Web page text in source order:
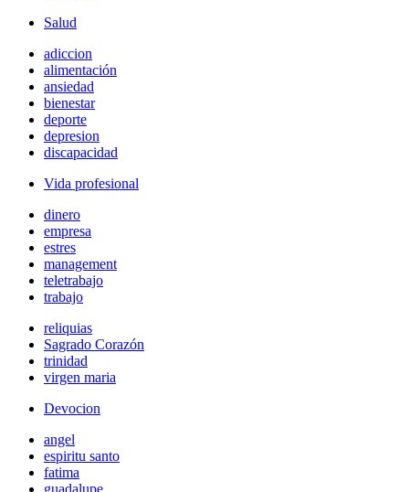
Salud
adiccion
alimentación
ansiedad
bienestar
deporte
depresion
discapacidad
Vida profesional
dinero
empresa
estres
management
teletrabajo
trabajo
reliquias
Sagrado Corazón
trinidad
virgen maria
Devocion
angel
espiritu santo
fatima
guadalupe